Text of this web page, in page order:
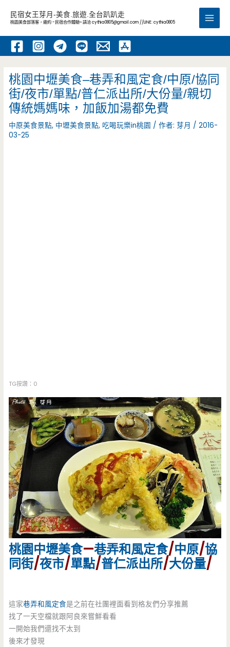
內
民宿女王芽月-美食.旅遊.全台趴趴走
桃園美食部落客，邀約 -民宿合作體驗~ 請洽cythia0805@gmail.com //LINE: cythia0805
Main
桃園中壢美食–巷弄和風定食/中原/協同
街/夜市/單點/普仁派出所/大份量/親切
傳統媽媽味，加飯加湯都免費
中原美食景點, 中壢美食景點, 吃喝玩樂in桃園 / 作者:芽月 /2016-
03-25
TG按讚：0
桃園中壢美食—巷弄和風定食/中原/協
同街/夜市/單點/普仁派出所/大份量/
這家巷弄和風定食是之前在社團裡面看到格友們分享推薦
找了一天空檔就跟阿良來嘗鮮看看
一開始我們還找不太到
後來才發現